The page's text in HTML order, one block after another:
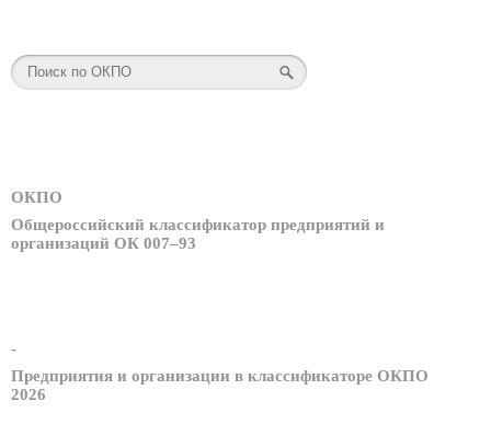
ОКПО
Общероссийский классификатор предприятий и
организаций ОК 007–93
-
Предприятия и организации в классификаторе ОКПО
2026